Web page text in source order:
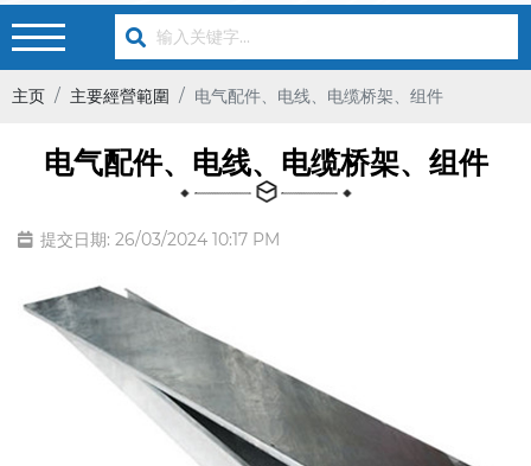
主页 主要經營範圍 电气配件、电线、电缆桥架、组件
电气配件、电线、电缆桥架、组件
提交日期: 26/03/2024 10:17 PM